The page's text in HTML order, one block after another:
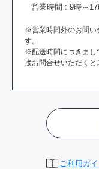
営業時間 : 9時～17
※営業時間外のお問い
す。
※配送時間につきまし
接お問合せいただくと
ご利用ガ